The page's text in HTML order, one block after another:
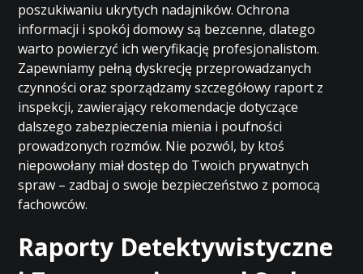
poszukiwaniu ukrytych nadajników. Ochrona
informacji i spokój domowy są bezcenne, dlatego
warto powierzyć ich weryfikację profesjonalistom.
Zapewniamy pełną dyskrecję przeprowadzanych
czynności oraz sporządzamy szczegółowy raport z
inspekcji, zawierający rekomendacje dotyczące
dalszego zabezpieczenia mienia i poufności
prowadzonych rozmów. Nie pozwól, by ktoś
niepowołany miał dostęp do Twoich prywatnych
spraw – zadbaj o swoje bezpieczeństwo z pomocą
fachowców.
Raporty Detektywistyczne